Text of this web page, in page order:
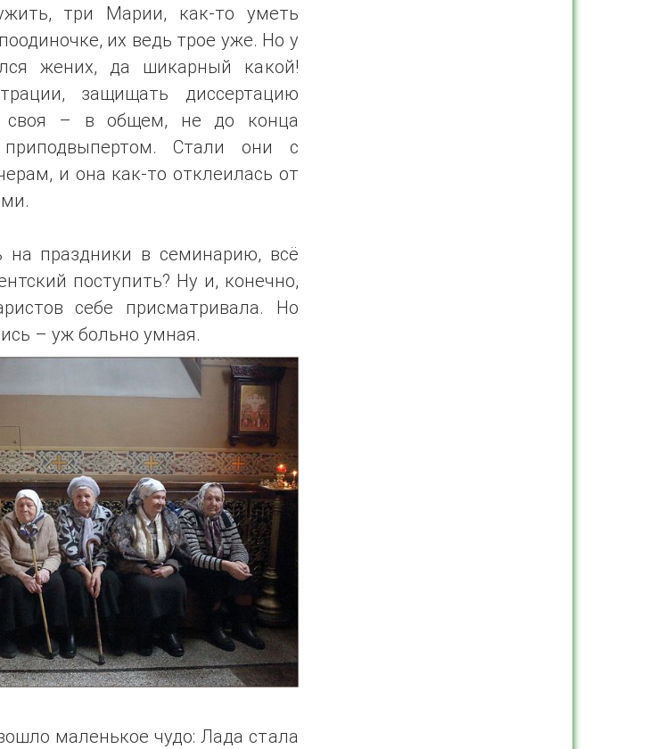
три Марии, как-то уметь
их ведь трое уже. Но у
жених, да шикарный какой!
защищать диссертацию
своя – в общем, не до конца
Стали они с
и она как-то отклеилась от
на праздники в семинарию, всё
поступить? Ну и, конечно,
себе присматривала. Но
– уж больно умная.
маленькое чудо: Лада стала